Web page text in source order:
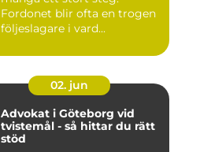
Fordonet blir ofta en trogen
följeslagare i vard...
02. jun
Advokat i Göteborg vid
tvistemål - så hittar du rätt
stöd